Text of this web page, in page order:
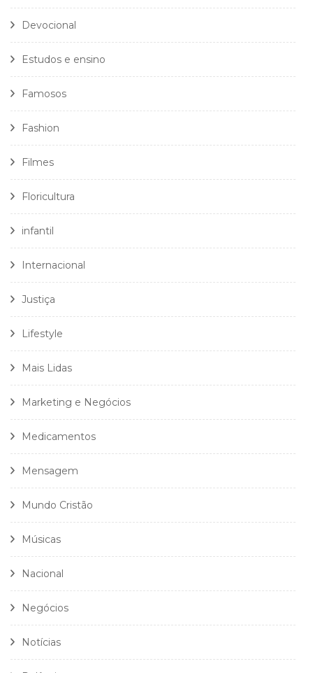
Devocional
Estudos e ensino
Famosos
Fashion
Filmes
Floricultura
infantil
Internacional
Justiça
Lifestyle
Mais Lidas
Marketing e Negócios
Medicamentos
Mensagem
Mundo Cristão
Músicas
Nacional
Negócios
Notícias